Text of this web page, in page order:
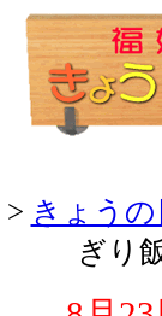
> きょう
ぎり